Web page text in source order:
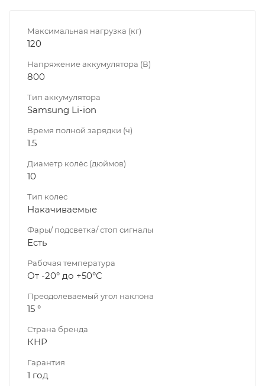
Максимальная нагрузка (кг)
120
Напряжение аккумулятора (В)
800
Тип аккумулятора
Samsung Li-ion
Время полной зарядки (ч)
1.5
Диаметр колёс (дюймов)
10
Тип колес
Накачиваемые
Фары/ подсветка/ стоп сигналы
Есть
Рабочая температура
От -20° до +50°С
Преодолеваемый угол наклона
15 °
Страна бренда
КНР
Гарантия
1 год